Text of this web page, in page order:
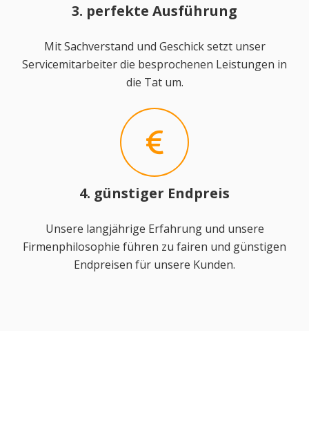
3. perfekte Ausführung
Mit Sachverstand und Geschick setzt unser
Servicemitarbeiter die besprochenen Leistungen in
die Tat um.
4. günstiger Endpreis
Unsere langjährige Erfahrung und unsere
Firmenphilosophie führen zu fairen und günstigen
Endpreisen für unsere Kunden.